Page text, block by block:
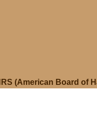
(American Board of